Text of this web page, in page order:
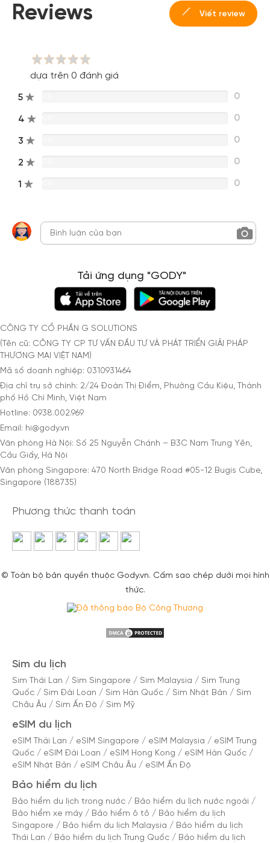
Reviews Viết review
dựa trên 0 đánh giá
5 0
4 0
3 0
2 0
1 0
Tải ứng dụng "GODY"
CÔNG TY CỔ PHẦN G SOLUTIONS
(Tên cũ: CÔNG TY CP TƯ VẤN ĐẦU TƯ VÀ PHÁT TRIỂN GIẢI PHÁP
THƯƠNG MẠI VIỆT NAM)
Mã số doanh nghiệp: 0310931464
Địa chỉ trụ sở chính: 2/24 Đoàn Thị Điểm, Phường Cầu Kiệu, Thành
phố Hồ Chí Minh, Việt Nam
Hotline: 0938.002.969
Email: hi@gody.vn
Văn phòng Hà Nội: Số 25 Nguyễn Chánh – B3C Nam Trung Yên,
Cầu Giấy, Hà Nội
Văn phòng Singapore: 470 North Bridge Road #05-12 Bugis Cube,
Singapore (188735)
Phương thức thanh toán
© Toàn bộ bản quyền thuộc Gody.vn. Cấm sao chép dưới mọi hình
thức.
Sim du lịch
Sim Thái Lan / Sim Singapore / Sim Malaysia / Sim Trung
Quốc / Sim Đài Loan / Sim Hàn Quốc / Sim Nhật Bản / Sim
Châu Âu / Sim Ấn Độ / Sim Mỹ
eSIM du lịch
eSIM Thái Lan / eSIM Singapore / eSIM Malaysia / eSIM Trung
Quốc / eSIM Đài Loan / eSIM Hong Kong / eSIM Hàn Quốc /
eSIM Nhật Bản / eSIM Châu Âu / eSIM Ấn Độ
Bảo hiểm du lịch
Bảo hiểm du lịch trong nước / Bảo hiểm du lịch nước ngoài /
Bảo hiểm xe máy / Bảo hiểm ô tô / Bảo hiểm du lịch
Singapore / Bảo hiểm du lịch Malaysia / Bảo hiểm du lịch
Thái Lan / Bảo hiểm du lịch Trung Quốc / Bảo hiểm du lịch
Hoặc đăng nhập bằng
Đăng nhập Google